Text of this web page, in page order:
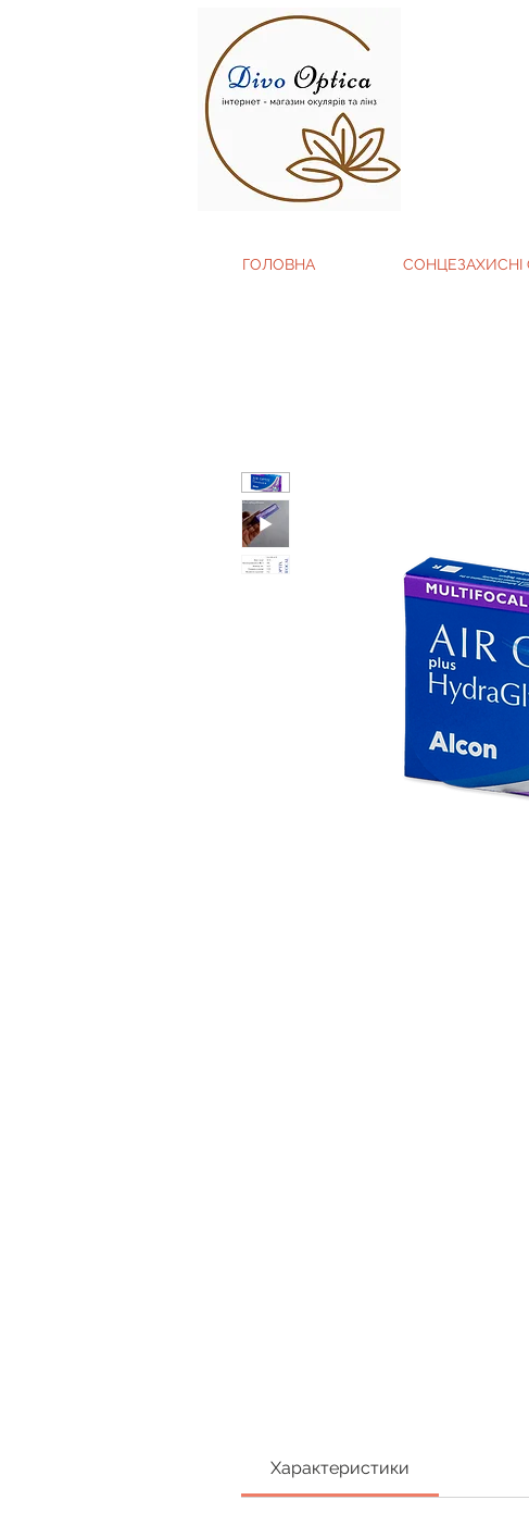
ГОЛОВНА СОНЦЕЗАХИСНІ
Характеристики